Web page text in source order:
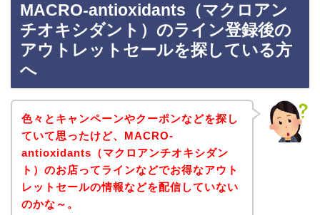
MACRO-antioxidants（マクロアン
チオキシダント）のライン登録後の
アウトレットセールを探している方
へ
色々とキャンペーンやクーポンなどを探し
ていて思ったけど、MACRO-
antioxidants（マクロアンチオキシダン
ト）のお店ってラインなどでお得なアウト
レットセールの情報などを配信していない
のかな～。